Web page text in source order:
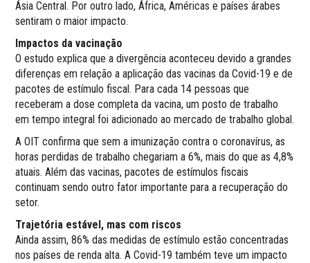
Ásia Central. Por outro lado, África, Américas e países árabes
sentiram o maior impacto.
Impactos da vacinação
O estudo explica que a divergência aconteceu devido a grandes
diferenças em relação a aplicação das vacinas da Covid-19 e de
pacotes de estímulo fiscal. Para cada 14 pessoas que
receberam a dose completa da vacina, um posto de trabalho
em tempo integral foi adicionado ao mercado de trabalho global.
A OIT confirma que sem a imunização contra o coronavírus, as
horas perdidas de trabalho chegariam a 6%, mais do que as 4,8%
atuais. Além das vacinas, pacotes de estímulos fiscais
continuam sendo outro fator importante para a recuperação do
setor.
Trajetória estável, mas com riscos
Ainda assim, 86% das medidas de estímulo estão concentradas
nos países de renda alta. A Covid-19 também teve um impacto